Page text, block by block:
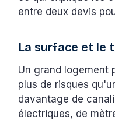
entre deux devis
La surface et le
Un grand logement
plus de risques
davantage de
électriques, de